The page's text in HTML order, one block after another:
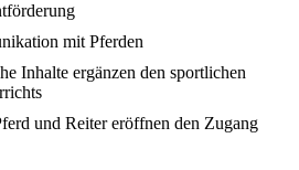
mit Pferden
Inhalte ergänzen den sportlichen
und Reiter eröffnen den Zugang